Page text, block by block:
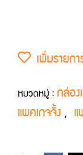
เพิ่มรายกา
หมวดหมู่ : กล่อ
แพคเกจจิ้ง ,